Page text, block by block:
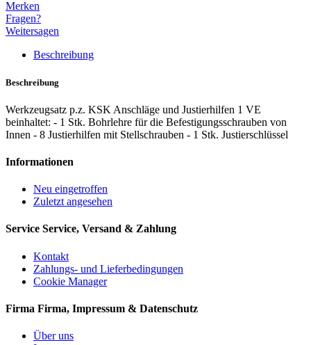
Merken
Fragen?
Weitersagen
Beschreibung
Beschreibung
Werkzeugsatz p.z. KSK Anschläge und Justierhilfen 1 VE
beinhaltet: - 1 Stk. Bohrlehre für die Befestigungsschrauben von
Innen - 8 Justierhilfen mit Stellschrauben - 1 Stk. Justierschlüssel
Informationen
Neu eingetroffen
Zuletzt angesehen
Service Service, Versand & Zahlung
Kontakt
Zahlungs- und Lieferbedingungen
Cookie Manager
Firma Firma, Impressum & Datenschutz
Über uns